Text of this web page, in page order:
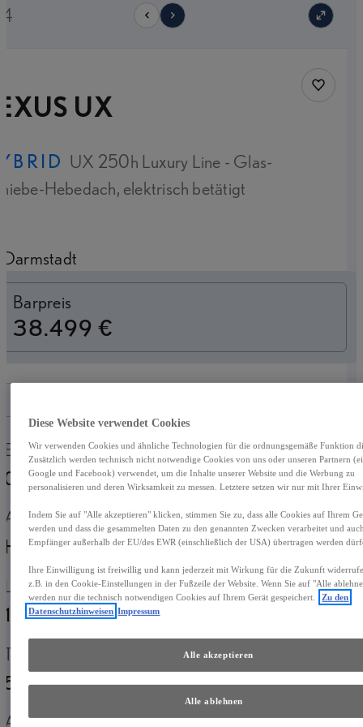
UX
UX 250h Luxury Line - Glas-
Hebedach, elektrisch betätigt
Darmstadt
Barpreis
38.499 €
Erstzulassung
03-2023
Kilometerstand
9.567 km
Antrieb
Hybrid Benzin
Fahrzeugtyp
Crossover
Leistung
135 kW (184 PS)
Getriebe
5
Sitze
5
Außenfarbe
Antrieb
Diese Website verwendet Cookies
Wir verwenden Cookies und ähnliche Technologien für die ordnungsgemäße Funktion
Zusätzlich werden technisch nicht notwendige Cookies von uns oder unseren Partnern
Google und Facebook) verwendet, um die Inhalte unserer Website und die Werbung zu
personalisieren und deren Wirksamkeit zu messen. Letztere setzen wir nur mit Ihrer
Indem Sie auf "Alle akzeptieren" klicken, stimmen Sie zu, dass alle Cookies auf Ihrem
werden und dass die gesammelten Daten zu den genannten Zwecken verarbeitet und
Empfänger außerhalb der EU/des EWR (einschließlich der USA) übertragen werden
Ihre Einwilligung ist freiwillig und kann jederzeit mit Wirkung für die Zukunft
z.B. in den Cookie-Einstellungen in der Fußzeile der Website. Wenn Sie auf "Alle
werden nur die technisch notwendigen Cookies auf Ihrem Gerät gespeichert.
Zu den
Datenschutzhinweisen Impressum
Alle ablehnen
Alle akzeptieren